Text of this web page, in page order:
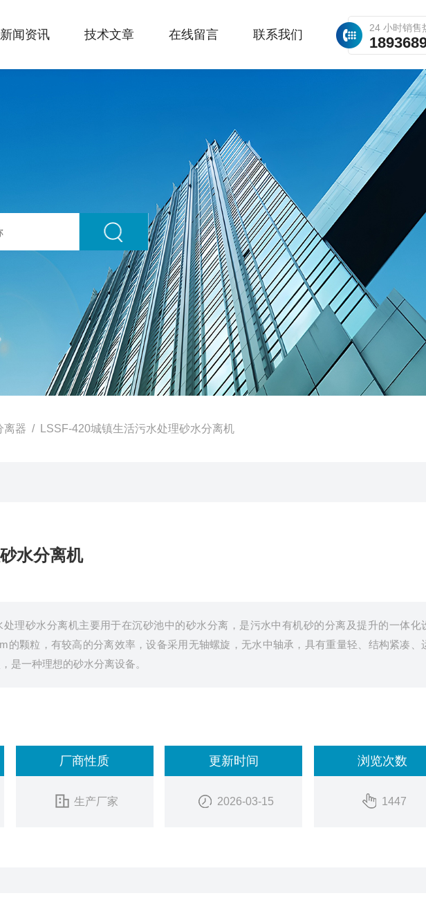
24 小时销售
新闻资讯 技术文章 在线留言 联系我们
离器 / LSSF-420城镇生活污水处理砂水分离机
水分离机
处理砂水分离机主要用于在沉砂池中的砂水分离，是污水中有机砂的分离及提升的一体化
的颗粒，有较高的分离效率，设备采用无轴螺旋，无水中轴承，具有重量轻、结构紧凑、
是一种理想的砂水分离设备。
厂商性质
生产厂家
更新时间
2026-03-15
浏览次数
1447